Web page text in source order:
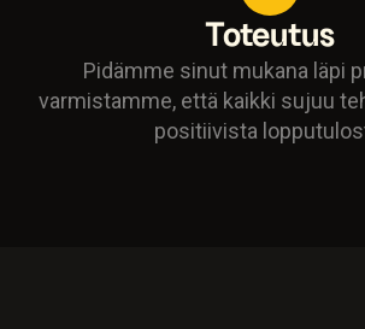
Toteutus
Pidämme sinut mukana läpi
varmistamme, että kaikki sujuu
positiivista